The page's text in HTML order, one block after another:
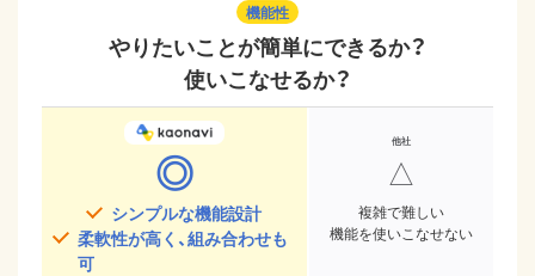
機能性
やりたいことが簡単にできるか？
使いこなせるか？
◎
シンプルな機能設計
柔軟性が高く、組み合わせも
可
△
複雑で難しい
機能を使いこなせない